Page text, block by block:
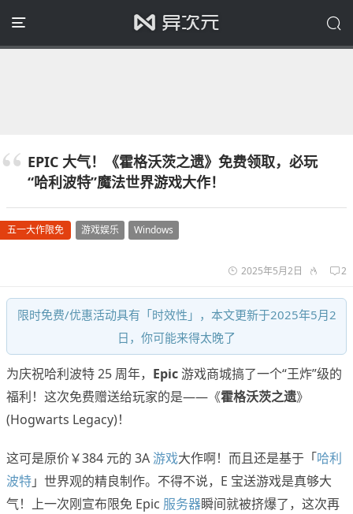
EPIC 大气！《霍格沃茨之遗》免费领取，必玩
“哈利波特”魔法世界游戏大作！
五一大作限免 游戏娱乐 Windows
2025年5月2日 2
限时免费/优惠活动具有「时效性」，本文更新于2025年5月2
日，你可能来得太晚了
为庆祝哈利波特 25 周年， Epic游戏商城搞了一个“王炸”级的
福利！这次免费赠送给玩家的是——《霍格沃茨之遗》
(Hogwarts Legacy)！
这可是原价￥384 元的 3A 游戏大作啊！而且还是基于「哈利
波特」世界观的精良制作。不得不说，E 宝送游戏是真够大
气！上一次刚宣布限免 Epic 服务器瞬间就被挤爆了，这次再